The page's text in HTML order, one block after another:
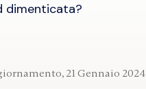
dimenticata?
21 Gennaio 2024